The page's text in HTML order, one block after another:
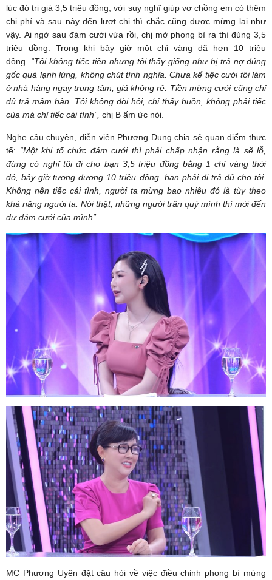
lúc đó trị giá 3,5 triệu đồng, với suy nghĩ giúp vợ chồng em có thêm
chi phí và sau này đến lượt chị thì chắc cũng được mừng lại như
vậy. Ai ngờ sau đám cưới vừa rồi, chị mở phong bì ra thì đúng 3,5
triệu đồng. Trong khi bây giờ một chỉ vàng đã hơn 10 triệu
đồng.
“Tôi không tiếc tiền nhưng tôi thấy giống như bị trả nợ đúng
gốc quá lạnh lùng, không chút tình nghĩa. Chưa kể tiệc cưới tôi làm
ở nhà hàng ngay trung tâm, giá không rẻ. Tiền mừng cưới cũng chỉ
đủ trả mâm bàn. Tôi không đòi hỏi, chỉ thấy buồn, không phải tiếc
của mà chỉ tiếc cái tình” chị B ấm ức nói.
Nghe câu chuyện, diễn viên Phương Dung chia sẻ quan điểm thực
tế: “Một khi tổ chức đám cưới thì phải chấp nhận rằng là sẽ lỗ,
đừng có nghĩ tôi đi cho bạn 3 ,5 triệu đồng bằng 1 chỉ vàngthời
đó, bây giờtương đương 10 triệu đồng, bạn phải đi trả đủ cho tôi.
Không nên tiếc cái tình , người ta mừng bao nhiêuđó là tùy theo
khả năng người ta. Nói thật, những người trân quý mình thì mớiđến
dự đám cướicủa mình”.
MC Phương Uyên đặt câu hỏi về việc điều chỉnh phong bì mừng